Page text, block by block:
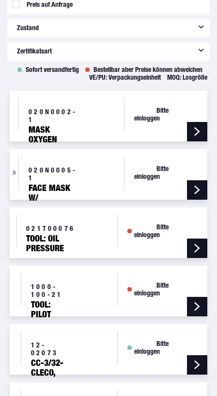
Preis auf Anfrage
Zustand
new(16)
Zertifikatsart
8130-3(1)
Sofort versandfertig
Bestellbar aber Preise können abweichen
VE/PU:Verpackungseinheit MOQ:Losgröße
020N0002-
1
MASK
OXYGEN
Bitte
einloggen
020N0005-
1
FACE MASK
W/
Bitte
einloggen
021T00076
TOOL: OIL
PRESSURE
RELIEF SEAT
Bitte
einloggen
1000-
100-21
TOOL:
PILOT
Bitte
einloggen
12-
02073
CC-3/32-
CLECO,
Bitte
einloggen